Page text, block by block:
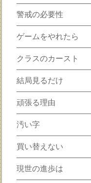
警戒の必要性
ゲームをやれたら
クラスのカースト
結局見るだけ
頑張る理由
汚い字
買い替えない
現世の進歩は